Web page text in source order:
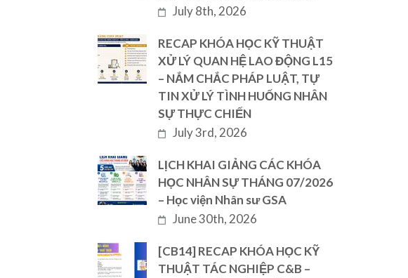
July 8th, 2026
RECAP KHÓA HỌC KỸ THUẬT
XỬ LÝ QUAN HỆ LAO ĐỘNG L15
– NẮM CHẮC PHÁP LUẬT, TỰ
TIN XỬ LÝ TÌNH HUỐNG NHÂN
SỰ THỰC CHIẾN
July 3rd, 2026
LỊCH KHAI GIẢNG CÁC KHÓA
HỌC NHÂN SỰ THÁNG 07/2026
– Học viện Nhân sư GSA
June 30th, 2026
[CB14] RECAP KHÓA HỌC KỸ
THUẬT TÁC NGHIỆP C&B –